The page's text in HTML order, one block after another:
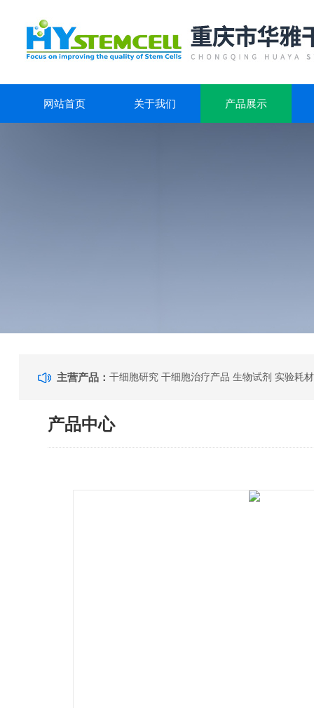
网站首页 关于我们 产品展示
主营产品：干细胞研究 干细胞治疗产品 生物试剂 实验耗
产品中心